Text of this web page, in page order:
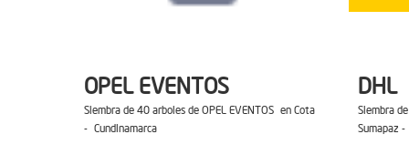
OPEL EVENTOS
Siembra de 40 arboles de OPEL EVENTOS en Cota
- Cundinamarca
DHL
Siembra
Sumapaz